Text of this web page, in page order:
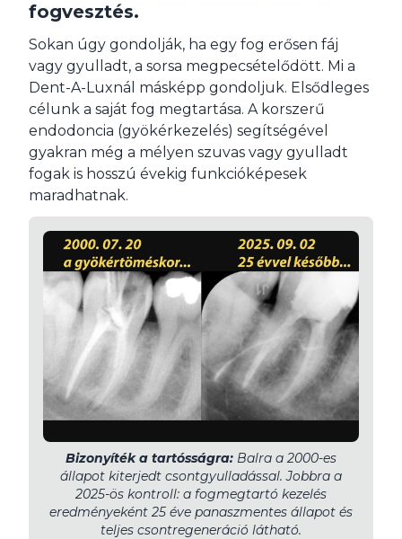
fogvesztés.
Sokan úgy gondolják, ha egy fog erősen fáj
vagy gyulladt, a sorsa megpecsételődött. Mi a
Dent-A-Luxnál másképp gondoljuk. Elsődleges
célunk a saját fog megtartása. A korszerű
endodoncia (gyökérkezelés) segítségével
gyakran még a mélyen szuvas vagy gyulladt
fogak is hosszú évekig funkcióképesek
maradhatnak.
Bizonyíték a tartósságra: Balra a 2000-es
állapot kiterjedt csontgyulladással. Jobbra a
2025-ös kontroll: a fogmegtartó kezelés
eredményeként 25 éve panaszmentes állapot és
teljes csontregeneráció látható.